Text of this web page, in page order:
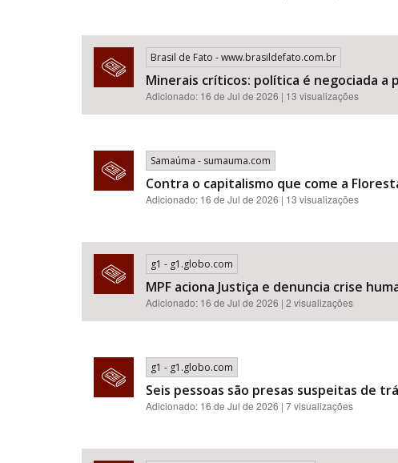
Brasil de Fato - www.brasildefato.com.br
Minerais críticos: política é negociada a
Adicionado: 16 de Jul de 2026 | 13 visualizações
Samaúma - sumauma.com
Contra o capitalismo que come a
Adicionado: 16 de Jul de 2026 | 13 visualizações
g1 - g1.globo.com
MPF aciona Justiça e denuncia crise
Adicionado: 16 de Jul de 2026 | 2 visualizações
g1 - g1.globo.com
Seis pessoas são presas suspeitas de
Adicionado: 16 de Jul de 2026 | 7 visualizações